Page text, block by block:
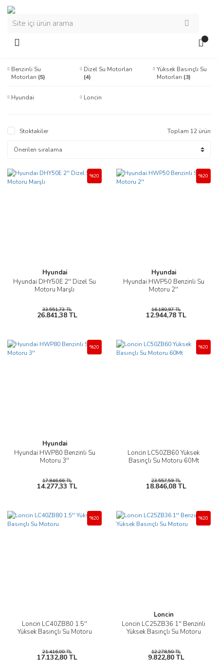
Benzinli Su
Motorları (5)
Dizel Su Motorları
(4)
Yüksek Basınçlı Su
Motorları (3)
Hyundai Loncin
Stoktakiler Toplam 12 ürün
Hyundai
Hyundai DHY50E 2'' Dizel Su
Motoru Marşlı
%20
33.551,73 TL
26.841,38 TL
Hyundai
Hyundai HWP50 Benzinli Su
Motoru 2''
%20
16.180,97 TL
12.944,78 TL
Hyundai
Hyundai HWP80 Benzinli Su
Motoru 3''
%20
17.846,66 TL
14.277,33 TL
Loncin LC50ZB60 Yüksek
Basınçlı Su Motoru 60Mt
%20
23.557,59 TL
18.846,08 TL
Loncin LC40ZB80 1.5''
Yüksek Basınçlı Su Motoru
%20
21.416,00 TL
17.132,80 TL
Loncin
Loncin LC25ZB36 1'' Benzinli
Yüksek Basınçlı Su Motoru
%20
12.278,50 TL
9.822,80 TL